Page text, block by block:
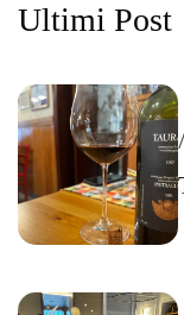
Ultimi Post